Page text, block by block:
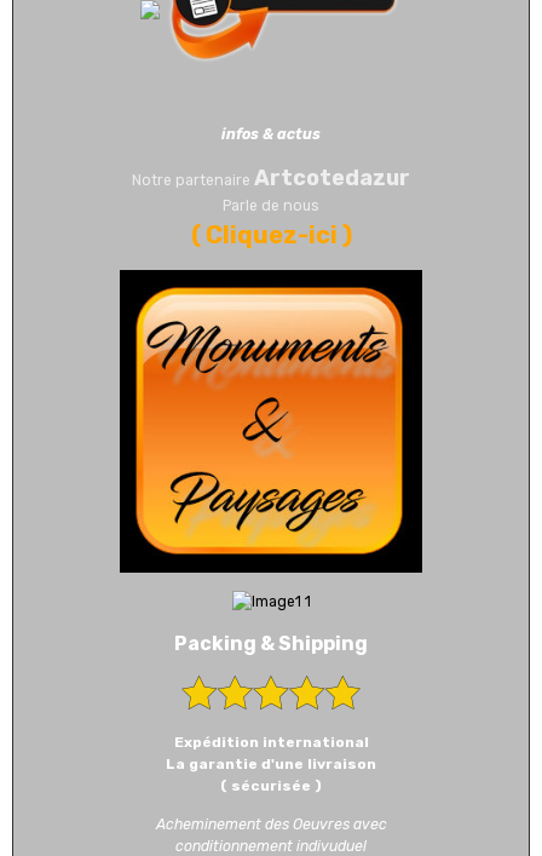
infos & actus
Notre partenaire Artcotedazur
Parle de nous
( Cliquez-ici )
Packing & Shipping
Expédition international
La garantie d'une livraison
( sécurisée )
Acheminement des Oeuvres avec
conditionnement indivuduel